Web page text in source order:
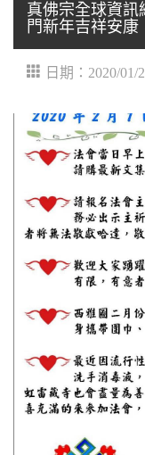
真佛宗全球資訊
門新年吉祥安康
日期：2020/01/